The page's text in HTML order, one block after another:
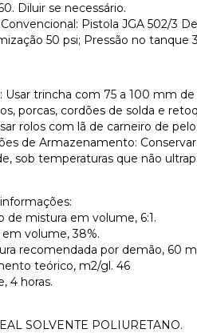
Diluir se necessário.
Pistola JGA 502/3
50 psi; Pressão no tanque
Usar trincha com 75 a 100 mm
porcas, cordões de solda e
rolos com lã de carneiro de
de Armazenamento:
sob temperaturas que não
de mistura em volume, 6:1.
em volume, 38%.
recomendada por demão, 60
teórico, m2/gl. 46
4 horas.
SOLVENTE POLIURETANO.